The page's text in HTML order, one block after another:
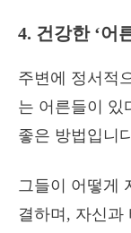
4. 건강한 ‘어
주변에 정서적
는 어른들이 있
좋은 방법입니
그들이 어떻게
결하며, 자신과